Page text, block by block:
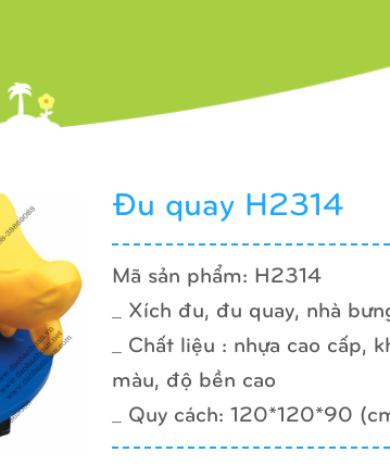
Đu quay H2314
Mã sản phẩm: H2314
_ Xích đu, đu quay, nhà
_ Chất liệu : nhựa cao cấp,
màu, độ bền cao
_ Quy cách: 120*120*90